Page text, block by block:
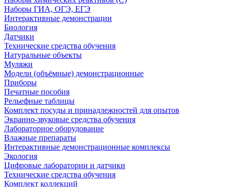
Наборы ГИА, ОГЭ, ЕГЭ
Интерактивные демонстрации
Биология
Датчики
Технические средства обучения
Натуральные объекты
Муляжи
Модели (объёмные) демонстрационные
Приборы
Печатные пособия
Рельефные таблицы
Комплект посуды и принадлежностей для опытов
Экранно-звуковые средства обучения
Лабораторное оборудование
Влажные препараты
Интерактивные демонстрационные комплексы
Экология
Цифровые лаборатории и датчики
Технические средства обучения
Комплект коллекций